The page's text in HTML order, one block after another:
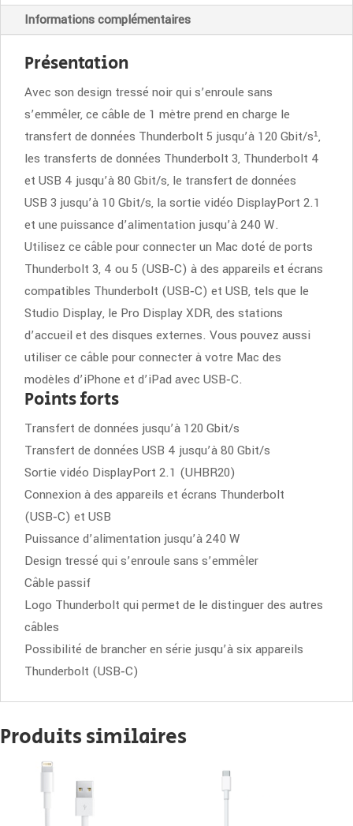
Informations complémentaires
Présentation
Avec son design tressé noir qui s’enroule sans
s’emmêler, ce câble de 1 mètre prend en charge le
transfert de données Thunderbolt 5 jusqu’à 120 Gbit/s¹,
les transferts de données Thunderbolt 3, Thunderbolt 4
et USB 4 jusqu’à 80 Gbit/s, le transfert de données
USB 3 jusqu’à 10 Gbit/s, la sortie vidéo DisplayPort 2.1
et une puissance d’alimentation jusqu’à 240 W.
Utilisez ce câble pour connecter un Mac doté de ports
Thunderbolt 3, 4 ou 5 (USB‑C) à des appareils et écrans
compatibles Thunderbolt (USB‑C) et USB, tels que le
Studio Display, le Pro Display XDR, des stations
d’accueil et des disques externes. Vous pouvez aussi
utiliser ce câble pour connecter à votre Mac des
modèles d’iPhone et d’iPad avec USB‑C.
Points forts
Transfert de données jusqu’à 120 Gbit/s
Transfert de données USB 4 jusqu’à 80 Gbit/s
Sortie vidéo DisplayPort 2.1 (UHBR20)
Connexion à des appareils et écrans Thunderbolt
(USB‑C) et USB
Puissance d’alimentation jusqu’à 240 W
Design tressé qui s’enroule sans s’emmêler
Câble passif
Logo Thunderbolt qui permet de le distinguer des autres
câbles
Possibilité de brancher en série jusqu’à six appareils
Thunderbolt (USB‑C)
Produits similaires